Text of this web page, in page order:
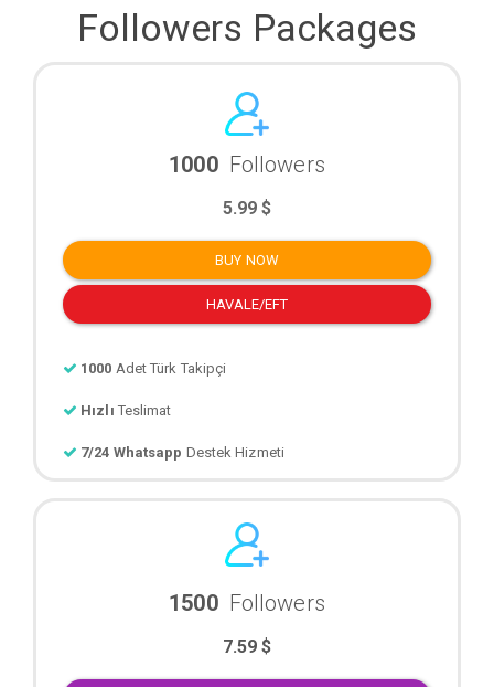
Followers Packages
1000 Followers
5.99 $
BUY NOW
HAVALE/EFT
1000 Adet Türk Takipçi
Hızlı Teslimat
7/24 Whatsapp Destek Hizmeti
1500 Followers
7.59 $